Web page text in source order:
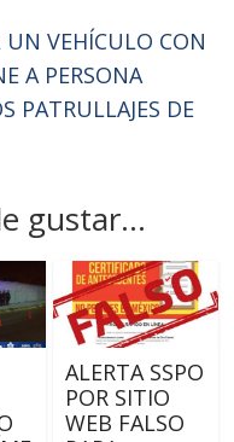
UN VEHÍCULO CON
A PERSONA
PATRULLAJES DE
gustar...
ALERTA SSPO
POR SITIO
WEB FALSO